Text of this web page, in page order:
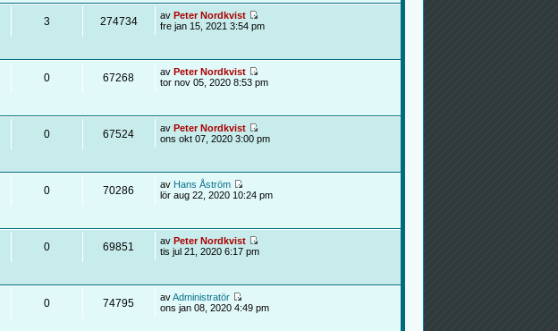
3 274734 av Peter Nordkvist
fre jan 15, 2021 3:54 pm
0 67268 av Peter Nordkvist
tor nov 05, 2020 8:53 pm
0 67524 av Peter Nordkvist
ons okt 07, 2020 3:00 pm
0 70286 av Hans Åström
lör aug 22, 2020 10:24 pm
0 69851 av Peter Nordkvist
tis jul 21, 2020 6:17 pm
0 74795 avAdministratör
ons jan 08, 2020 4:49 pm